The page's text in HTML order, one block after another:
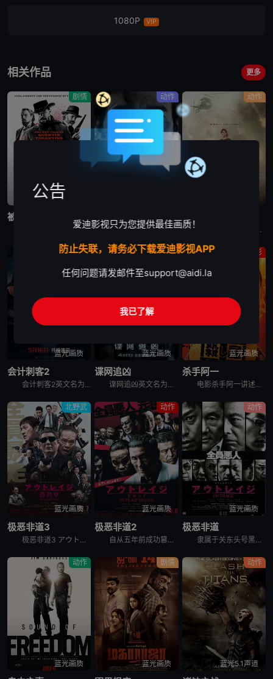
1080P VIP
相关作品 更多
剧情
蓝光画质
被解救的姜戈
1858年，美国南北战争前两年。德国赏金猎人金·舒尔茨（克里斯托弗·瓦尔兹 Christoph Waltz饰）从贩奴商人手中买下黑奴姜戈（杰米·福克斯 Jamie Foxx饰），让其重获自由。舒尔
动作
超级人工智能“智体”即将引爆全球核弹危机，把世界推向毁灭边缘。而伊森·亨特（汤姆·克鲁斯 饰）和他的IMF小队在上次行动中遭遇重创，团队濒临分崩离析。虽然伊森已获得关闭“智体”的钥匙，但要彻底消灭
动作
电影永生守卫2 The Old Guard 2讲述的是：安蒂（查理兹·塞隆 饰）与不死军团再度集结，展现前所未有的使命感，誓死保护全世界。布克（马提亚斯·修奈尔 饰）背叛后流亡在外，而琼（吴青芸
剧情
蓝光画质
会计刺客2
会计刺客2英文名为The Accountant 2，当一位老友遭到谋杀，只留下一条神秘讯息：“找到那个会计师”，克里斯蒂安·沃尔夫（本·阿弗莱克饰）不得已开始追查此案，并招来了战力惊人的弟弟布莱斯
动作
蓝光画质
谍网追凶
谍网追凶英文名为The Amateur，查理·海勒（拉米·马雷克 Rami Malek 饰）是美国中央情报局一名才华横溢但性格极其内向的密码破译员，在兰利总部的一间地下办公室工作。当他的妻子萨拉（
必看老电影
蓝光画质
杀手阿一
电影杀手阿一讲述的是：新宿歌舞伎町的民宿大厦——“流氓公寓”的山口组蜗居点。黑社会组织安生组的老大安生芳雄与情妇及一亿日圆现金失踪后，流氓公寓每天都有黑道人被杀。外界断定这是传说中的杀手“Ichi
北野武
蓝光画质
极恶非道3
极恶非道3 アウトレイジ最終章，英文名为Outrage: Final Chapter，是2017年上映的日本动作犯罪电影。枪杀刑警片冈后，大友（北野武 饰）在韩国代理人张会长（金田时男 饰）的庇护
动作
蓝光画质
极恶非道2
自从五年前成功篡位以来，加藤（三浦友和 饰）在石原（加濑亮 饰）的辅佐下带领山王会蹿升为关东最大暴力团，他们以经济利益为主要导向并逐渐将触角伸向政界，一时间风光无限。另一方面，组织内老派干部受到排
动作
蓝光画质
极恶非道
隶属于关东头号黑帮组织山王会的池元组头目（国村隼 饰）曾在监狱与小组织村濑组头目（石桥莲司 饰）结为兄弟。山王会野心勃勃，时刻觊觎村濑的地盘和毒品生意。在山王会若头加藤（三浦友和 饰）的授意下，池
动作
蓝光画质
剧情
蓝光画质
动作
蓝光5.1声道
公告
爱迪影视只为您提供最佳画质！
防止失联，请务必下载爱迪影视APP
任何问题请发邮件至support@aidi.la
我已了解